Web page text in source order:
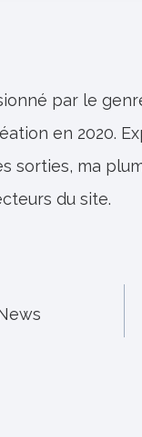
par le
en 2020.
sorties, ma
du site.